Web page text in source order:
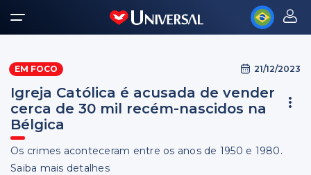
EM FOCO 21/12/2023
Igreja Católica é acusada de vender
cerca de 30 mil recém-nascidos na
Bélgica
Os crimes aconteceram entre os anos de 1950 e 1980.
Saiba mais detalhes